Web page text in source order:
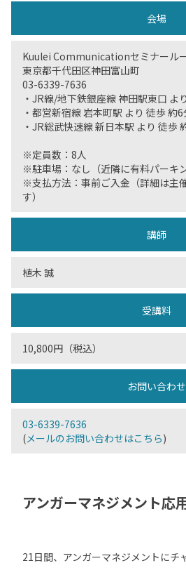
会場
Kuulei Communicationセミナール
東京都千代田区神田富山町
03-6339-7636
・JR線/地下鉄銀座線 神田駅東口 よ
・都営新宿線 岩本町駅 より 徒歩 約6
・JR総武快速線 新日本駅 より 徒歩
※定員数：8人
※駐車場：なし（近隣に有料パーキン
※支払方法：事前ご入金（詳細は主
す）
講師
植木 誠
受講料
10,800円（税込）
お問い合わせ
03-6339-7636
(メールのお問い合わせはこちら)
アンガーマネジメント応
21日間、アンガーマネジメントにチ